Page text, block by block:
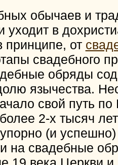
обычаев и
уходит в
принципе, от
свадебного
обряды
язычества.
свой путь
2-х тысяч
(и
на свадебные